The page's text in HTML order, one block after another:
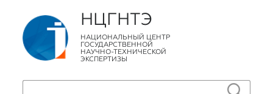
НЦГНТЭ
НАЦИОНАЛЬНЫЙ ЦЕНТР
ГОСУДАРСТВЕННОЙ
НАУЧНО-ТЕХНИЧЕСКОЙ
ЭКСПЕРТИЗЫ